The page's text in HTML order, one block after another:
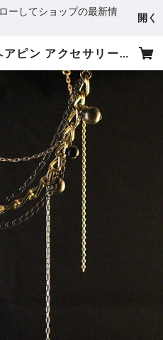
ーしてショップの最新情
開く
【1点物】ABSURD ヘアピン アクセサリー 16㎝ カッパー ゴールド ブラック 樹脂パール ブロンズドレス パーティー Begins | absurd